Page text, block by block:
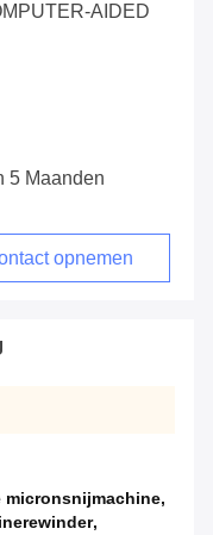
AIDED
5 Maanden
opnemen
micronsnijmachine,
,